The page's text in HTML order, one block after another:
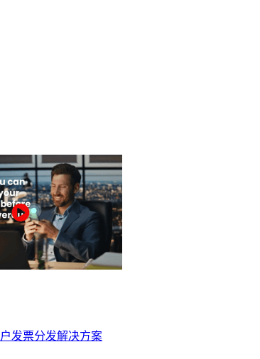
发票分发解决方案